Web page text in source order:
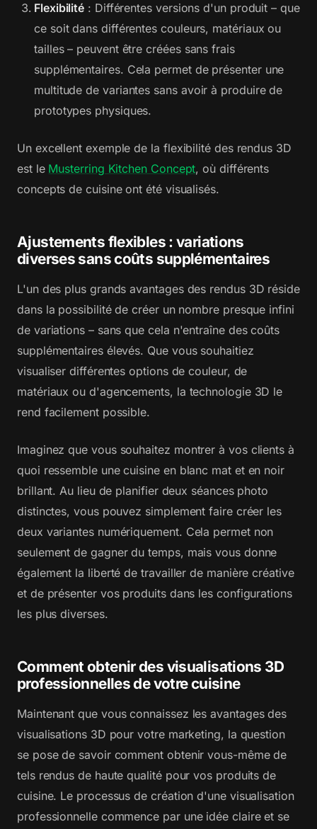
Flexibilité : Différentes versions d'un produit – que
ce soit dans différentes couleurs, matériaux ou
tailles – peuvent être créées sans frais
supplémentaires. Cela permet de présenter une
multitude de variantes sans avoir à produire de
prototypes physiques.
Un excellent exemple de la flexibilité des rendus 3D
est le Musterring Kitchen Concept, où différents
concepts de cuisine ont été visualisés.
Ajustements flexibles : variations
diverses sans coûts supplémentaires
L'un des plus grands avantages des rendus 3D réside
dans la possibilité de créer un nombre presque infini
de variations – sans que cela n'entraîne des coûts
supplémentaires élevés. Que vous souhaitiez
visualiser différentes options de couleur, de
matériaux ou d'agencements, la technologie 3D le
rend facilement possible.
Imaginez que vous souhaitez montrer à vos clients à
quoi ressemble une cuisine en blanc mat et en noir
brillant. Au lieu de planifier deux séances photo
distinctes, vous pouvez simplement faire créer les
deux variantes numériquement. Cela permet non
seulement de gagner du temps, mais vous donne
également la liberté de travailler de manière créative
et de présenter vos produits dans les configurations
les plus diverses.
Comment obtenir des visualisations 3D
professionnelles de votre cuisine
Maintenant que vous connaissez les avantages des
visualisations 3D pour votre marketing, la question
se pose de savoir comment obtenir vous-même de
tels rendus de haute qualité pour vos produits de
cuisine. Le processus de création d'une visualisation
professionnelle commence par une idée claire et se